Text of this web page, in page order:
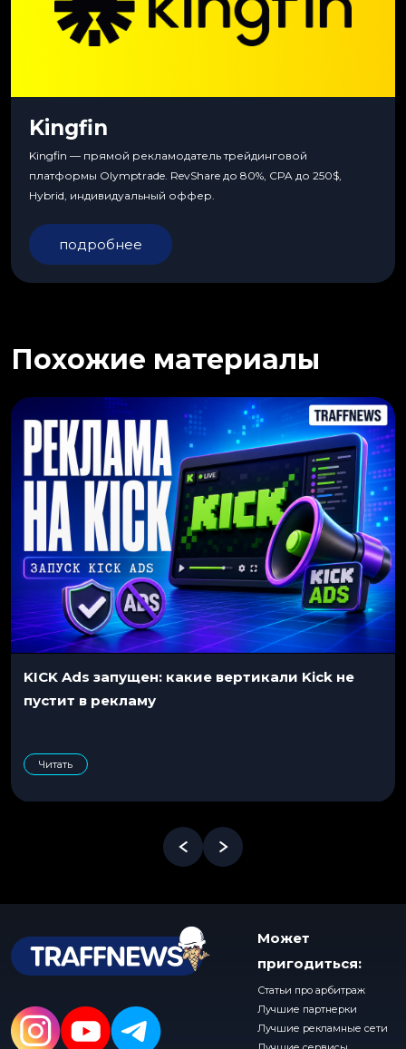
Kingfin
Kingfin — прямой рекламодатель трейдинговой
платформы Olymptrade. RevShare до 80%, CPA до 250$,
Hybrid, индивидуальный оффер.
подробнее
Похожие материалы
KICK Ads запущен: какие вертикали Kick не
пустит в рекламу
Читать
Может
пригодиться:
Статьи про арбитраж
Лучшие партнерки
Лучшие рекламные сети